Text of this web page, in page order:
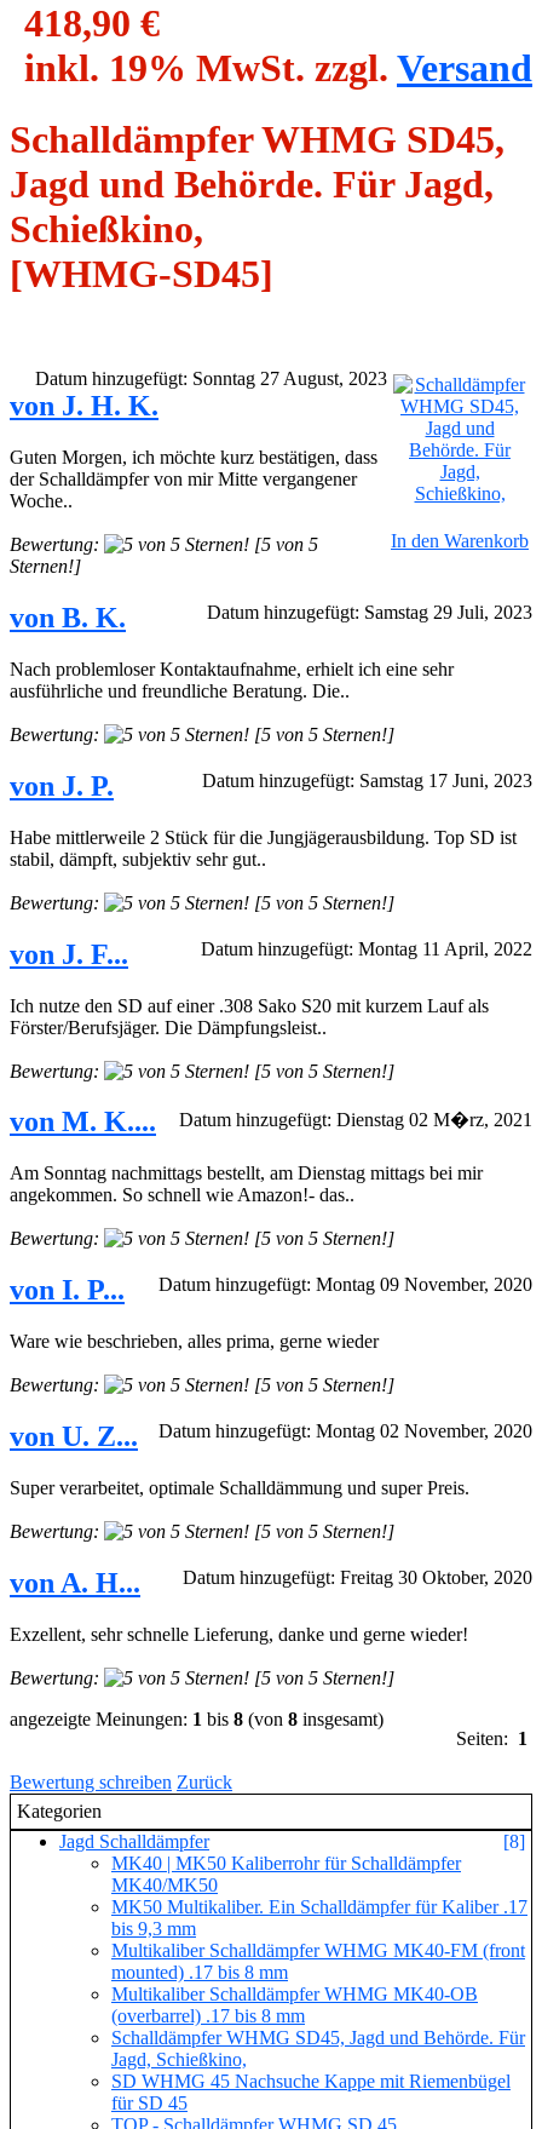
418,90 €
inkl. 19% MwSt. zzgl. Versand
Schalldämpfer WHMG SD45,
Jagd und Behörde. Für Jagd,
Schießkino,
[WHMG-SD45]
In den Warenkorb
Datum hinzugefügt: Sonntag 27 August, 2023
von J. H. K.
Guten Morgen, ich möchte kurz bestätigen, dass
der Schalldämpfer von mir Mitte vergangener
Woche..
Bewertung:
[5 von 5
Sternen!]
Datum hinzugefügt: Samstag 29 Juli, 2023
von B. K.
Nach problemloser Kontaktaufnahme, erhielt ich eine sehr
ausführliche und freundliche Beratung. Die..
Bewertung: [5 von 5 Sternen!]
Datum hinzugefügt: Samstag 17 Juni, 2023
von J. P.
Habe mittlerweile 2 Stück für die Jungjägerausbildung. Top SD ist
stabil, dämpft, subjektiv sehr gut..
Bewertung: [5 von 5 Sternen!]
Datum hinzugefügt: Montag 11 April, 2022
von J. F...
Ich nutze den SD auf einer .308 Sako S20 mit kurzem Lauf als
Förster/Berufsjäger. Die Dämpfungsleist..
Bewertung: [5 von 5 Sternen!]
Datum hinzugefügt: Dienstag 02 M�rz, 2021
von M. K....
Am Sonntag nachmittags bestellt, am Dienstag mittags bei mir
angekommen. So schnell wie Amazon!- das..
Bewertung: [5 von 5 Sternen!]
Datum hinzugefügt: Montag 09 November, 2020
von I. P...
Ware wie beschrieben, alles prima, gerne wieder
Bewertung: [5 von 5 Sternen!]
Datum hinzugefügt: Montag 02 November, 2020
von U. Z...
Super verarbeitet, optimale Schalldämmung und super Preis.
Bewertung: [5 von 5 Sternen!]
Datum hinzugefügt: Freitag 30 Oktober, 2020
von A. H...
Exzellent, sehr schnelle Lieferung, danke und gerne wieder!
Bewertung: [5 von 5 Sternen!]
Seiten: 1
angezeigte Meinungen: 1 bis 8 (von 8 insgesamt)
Bewertung schreiben Zurück
Kategorien
Jagd Schalldämpfer
[8]
MK40 | MK50 Kaliberrohr für Schalldämpfer
MK40/MK50
MK50 Multikaliber. Ein Schalldämpfer für Kaliber .17
bis 9,3 mm
Multikaliber Schalldämpfer WHMG MK40-FM (front
mounted) .17 bis 8 mm
Multikaliber Schalldämpfer WHMG MK40-OB
(overbarrel) .17 bis 8 mm
Schalldämpfer WHMG SD45, Jagd und Behörde. Für
Jagd, Schießkino,
SD WHMG 45 Nachsuche Kappe mit Riemenbügel
für SD 45
TOP - Schalldämpfer WHMG SD 45